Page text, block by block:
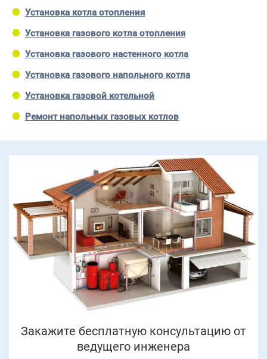
Установка котла отопления
Установка газового котла отопления
Установка газового настенного котла
Установка газового напольного котла
Установка газовой котельной
Ремонт напольных газовых котлов
Закажите бесплатную консультацию от
ведущего инженера